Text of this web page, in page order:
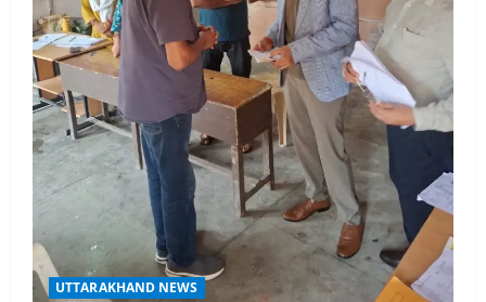
UTTARAKHAND NEWS